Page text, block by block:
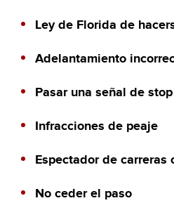
Ley de Florida de
Adelantamiento
Pasar una señal de stop
Infracciones de peaje
Espectador de carreras
No ceder el paso